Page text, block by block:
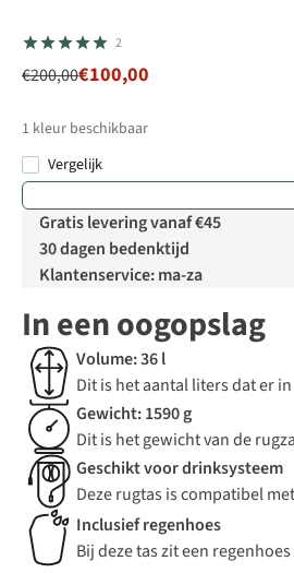
2
€200,00€100,00
1 kleur beschikbaar
Vergelijk
Gratis levering vanaf €45
30 dagen bedenktijd
Klantenservice: ma-za
In een oogopslag
Volume: 36 l
Dit is het aantal liters dat er
Gewicht: 1590 g
Dit is het gewicht van de
Geschikt voor drinksysteem
Deze rugtas is compatibel
Inclusief regenhoes
Bij deze tas zit een